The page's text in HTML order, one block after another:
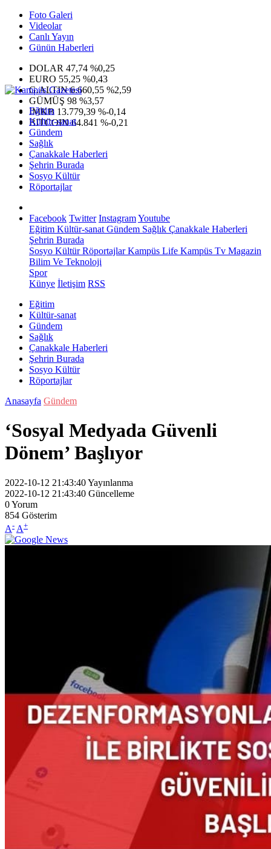
Foto Galeri
Videolar
Canlı Yayın
Günün Haberleri
DOLAR 47,74 %0,25
EURO 55,25 %0,43
G.ALTIN6.660,55 %2,59
GÜMÜŞ 98 %3,57
IMKB 13.779,39 %-0,14
BITCOIN64.841 %-0,21
Eğitim
Kültür-sanat
Gündem
Sağlık
Çanakkale Haberleri
Şehrin Burada
Sosyo Kültür
Röportajlar
Facebook Twitter InstagramYoutube
Eğitim Kültür-sanat Gündem Sağlık Çanakkale Haberleri
Şehrin Burada
Sosyo KültürRöportajlarKampüs Life Kampüs Tv Magazin
Bilim Ve Teknoloji
Spor
Künye İletişim RSS
Eğitim
Kültür-sanat
Gündem
Sağlık
Çanakkale Haberleri
Şehrin Burada
Sosyo Kültür
Röportajlar
Anasayfa Gündem
‘Sosyal Medyada Güvenli
Dönem’ Başlıyor
2022-10-12 21:43:40Yayınlanma
2022-10-12 21:43:40 Güncelleme
0Yorum
854 Gösterim
A- A+